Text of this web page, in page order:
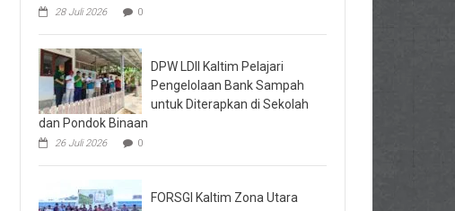
28 Juli 2026 0
DPW LDII Kaltim Pelajari
Pengelolaan Bank Sampah
untuk Diterapkan di Sekolah
dan Pondok Binaan
26 Juli 2026 0
FORSGI Kaltim Zona Utara